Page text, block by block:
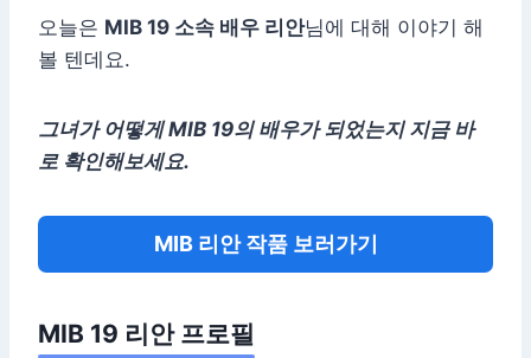
오늘은 MIB 19 소속 배우 리안님에 대해 이야기 해
볼 텐데요.
그녀가 어떻게 MIB 19의 배우가 되었는지 지금 바
로 확인해보세요.
MIB 리안 작품 보러가기
MIB 19 리안 프로필